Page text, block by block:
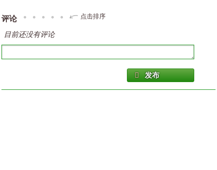
评论 点击排序
目前还没有评论
发布